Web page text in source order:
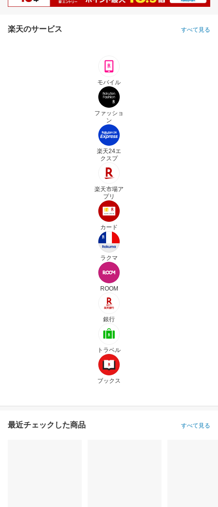
楽天のサービス すべて見る
モバイル
ファッショ
ン
楽天24エ
クスプ
楽天市場ア
プリ
カード
ラクマ
ROOM
銀行
トラベル
ブックス
最近チェックした商品 すべて見る